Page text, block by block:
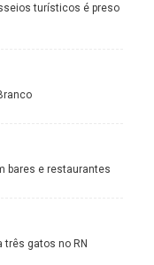
turísticos é preso
bares e restaurantes
três gatos no RN